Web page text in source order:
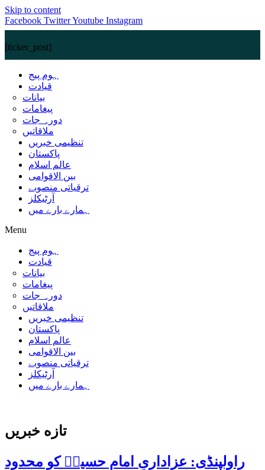
Skip to content
Facebook TwitterYoutube Instagram
[ticker_post]
ہوم پیج
قیادت
بیانات
پیغامات
دورہ جات
ملاقاتیں
تنظیمی خبریں
پاکستان
عالم اسلام
بین الاقوامی
ترقیاتی منصوبے
آرٹیکلز
ہمارے بارے میں
Menu
ہوم پیج
قیادت
بیانات
پیغامات
دورہ جات
ملاقاتیں
تنظیمی خبریں
پاکستان
عالم اسلام
بین الاقوامی
ترقیاتی منصوبے
آرٹیکلز
ہمارے بارے میں
تازه خبریں
راولپنڈی: عزاداریِ امام حسینؑ کو محدود